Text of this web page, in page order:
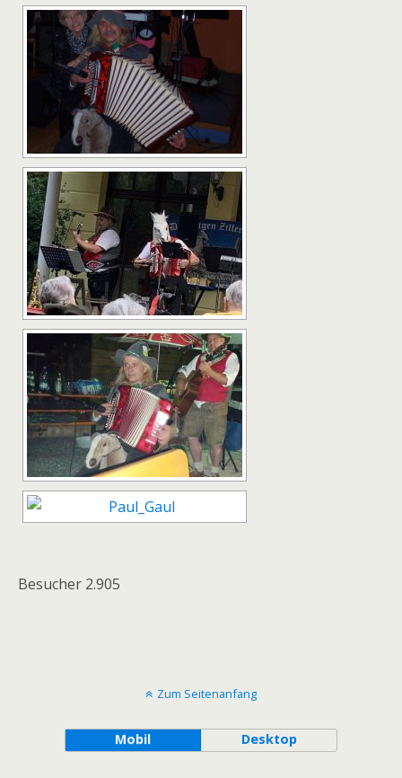
Besucher 2.905
Zum Seitenanfang
Mobil Desktop